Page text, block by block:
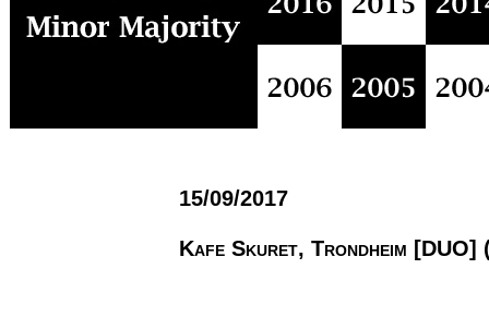
15/09/2017
Kafe Skuret, Trondheim [DUO]